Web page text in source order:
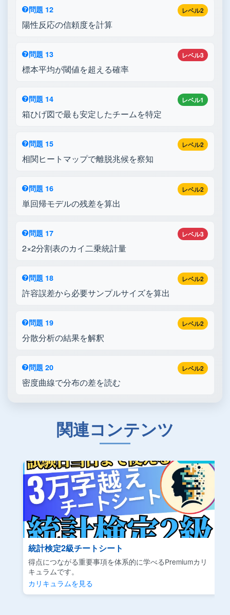
レベル2
問題 12
陽性反応の信頼度を計算
レベル3
問題 13
標本平均が閾値を超える確率
レベル1
問題 14
箱ひげ図で最も安定したチームを特定
レベル2
問題 15
相関ヒートマップで離脱兆候を察知
レベル2
問題 16
単回帰モデルの残差を算出
レベル3
問題 17
2×2分割表のカイ二乗統計量
レベル2
問題 18
許容誤差から必要サンプルサイズを算出
レベル2
問題 19
分散分析の結果を解釈
レベル2
問題 20
密度曲線で分布の差を読む
関連コンテンツ
統計検定2級チートシート
得点につながる重要事項を体系的に学べるPremiumカリ
キュラムです。
カリキュラムを見る